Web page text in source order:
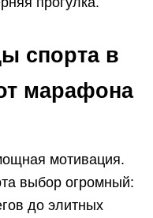
спорта в
марафона
мотивация.
выбор огромный:
до элитных